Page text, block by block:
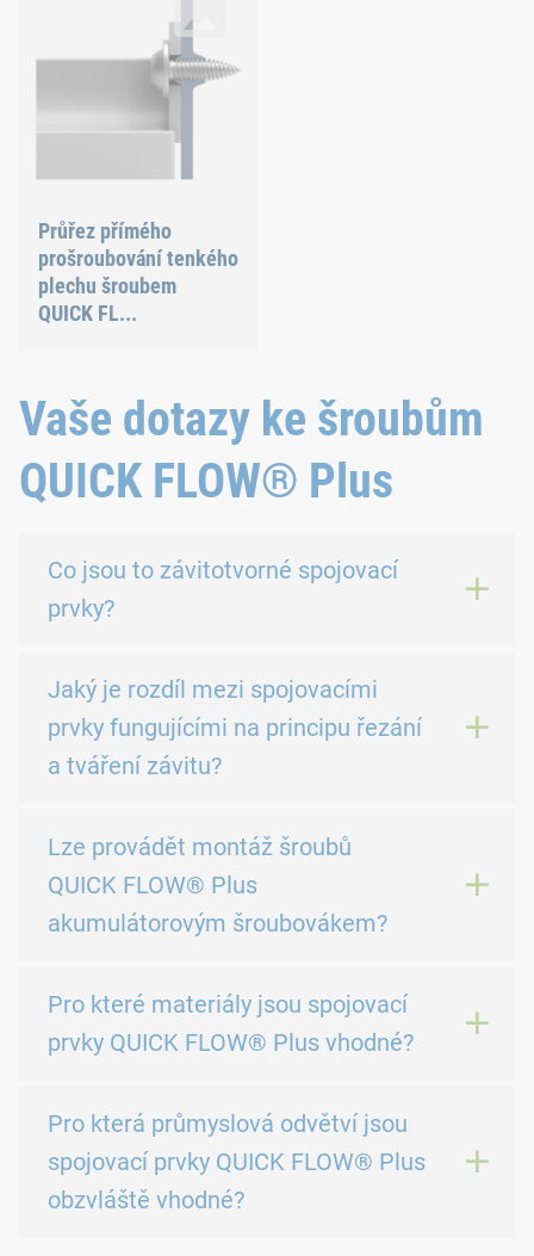
Průřez přímého
prošroubování tenkého
plechu šroubem
QUICK FL...
Vaše dotazy ke šroubům
QUICK FLOW® Plus
Co jsou to závitotvorné spojovací
prvky?
Jaký je rozdíl mezi spojovacími
prvky fungujícími na principu řezání
a tváření závitu?
Lze provádět montáž šroubů
QUICK FLOW® Plus
akumulátorovým šroubovákem?
Pro které materiály jsou spojovací
prvky QUICK FLOW® Plus vhodné?
Pro která průmyslová odvětví jsou
spojovací prvky QUICK FLOW® Plus
obzvláště vhodné?